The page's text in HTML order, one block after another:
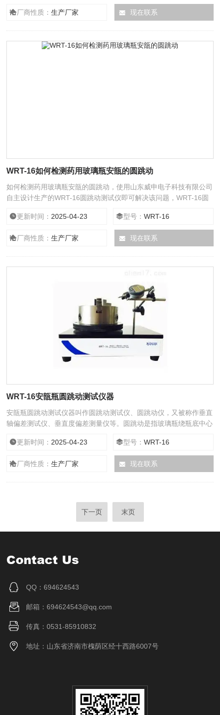
是同类产品中测试自动化及精度高的一款产品。
厂商性质：生产厂家 现在联系
WRT-16如何检测药用玻璃瓶安瓿的圆跳动
如何检测药用玻璃瓶安瓿的圆跳动，使用山东威申电子科技有限公司
自主设计生产的WRT-16圆跳动测试仪即可解决该问题，WRT-16圆
等，专业用于检测安瓿瓶、西林瓶、口服液瓶、输液瓶、矿泉水瓶、
饮料瓶等玻璃瓶、PET瓶的圆跳动（垂直轴偏差）值，仪器操作简单
方便，易维护，是食品、制药、日化、包装、质检机构等常用仪器之
更新时间： 2025-04-23 型号：WRT-16
厂商性质：生产厂家 现在联系
WRT-16安瓿瓶圆跳动测试仪器
安瓿瓶圆跳动测试仪器叫作圆跳动测试仪、圆跳动仪，又被称作垂直
轴偏差测试仪、垂直度偏差测量仪等。圆跳动是指玻璃瓶绕瓶底中心
更新时间： 2025-04-23 型号：WRT-16
厂商性质：生产厂家 现在联系
下一页 末页
Contact Us
QQ：694624543
邮箱：694624543@qq.com
传真：0531-85910832
地址：山东省济南市槐荫区经十西路6007号